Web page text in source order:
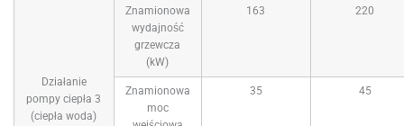
Działanie
pompy ciepła 3
(ciepła woda)
Znamionowa
wydajność
grzewcza
(kW)
163 220
Znamionowa
moc
35 45